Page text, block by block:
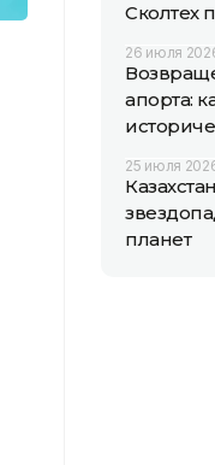
Сколтех
26 июля
апорта:
25 июля
планет